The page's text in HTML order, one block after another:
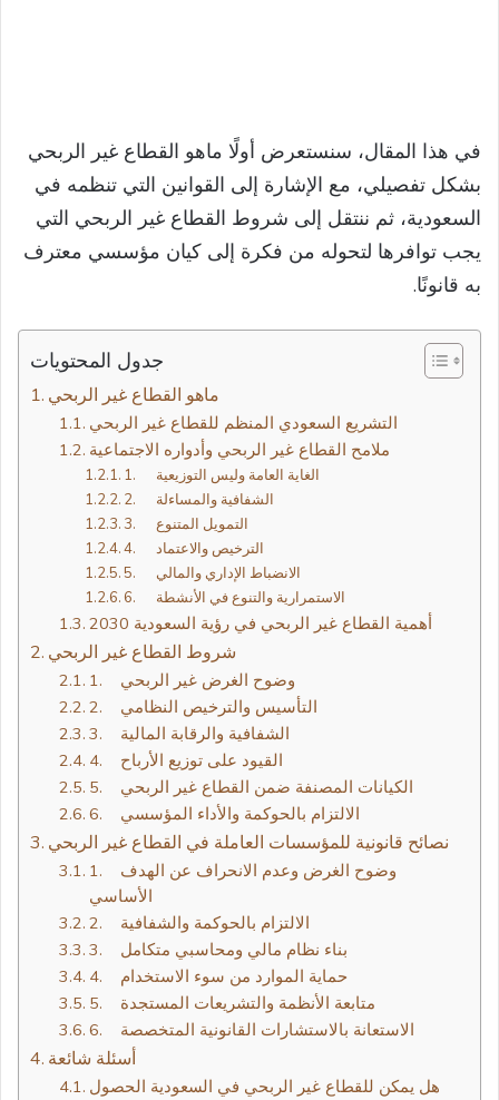
في هذا المقال، سنستعرض أولًا ماهو القطاع غير الربحي
بشكل تفصيلي، مع الإشارة إلى القوانين التي تنظمه في
السعودية، ثم ننتقل إلى شروط القطاع غير الربحي التي
يجب توافرها لتحوله من فكرة إلى كيان مؤسسي معترف
به قانونًا.
جدول المحتويات
ماهو القطاع غير الربحي
التشريع السعودي المنظم للقطاع غير الربحي
ملامح القطاع غير الربحي وأدواره الاجتماعية
1. الغاية العامة وليس التوزيعية
2. الشفافية والمساءلة
3. التمويل المتنوع
4. الترخيص والاعتماد
5. الانضباط الإداري والمالي
6. الاستمرارية والتنوع في الأنشطة
أهمية القطاع غير الربحي في رؤية السعودية 2030
شروط القطاع غير الربحي
1. وضوح الغرض غير الربحي
2. التأسيس والترخيص النظامي
3. الشفافية والرقابة المالية
4. القيود على توزيع الأرباح
5. الكيانات المصنفة ضمن القطاع غير الربحي
6. الالتزام بالحوكمة والأداء المؤسسي
نصائح قانونية للمؤسسات العاملة في القطاع غير الربحي
1. وضوح الغرض وعدم الانحراف عن الهدف
الأساسي
2. الالتزام بالحوكمة والشفافية
3. بناء نظام مالي ومحاسبي متكامل
4. حماية الموارد من سوء الاستخدام
5. متابعة الأنظمة والتشريعات المستجدة
6. الاستعانة بالاستشارات القانونية المتخصصة
أسئلة شائعة
هل يمكن للقطاع غير الربحي في السعودية الحصول